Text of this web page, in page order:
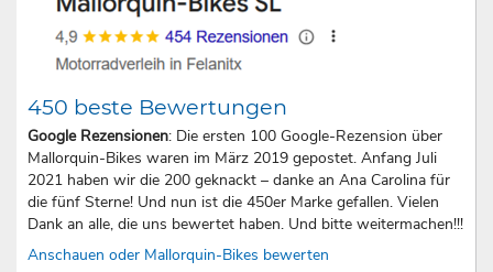
450 beste Bewertungen
Google Rezensionen: Die ersten 100 Google-Rezension über
Mallorquin-Bikes waren im März 2019 gepostet. Anfang Juli
2021 haben wir die 200 geknackt – danke an Ana Carolina für
die fünf Sterne! Und nun ist die 450er Marke gefallen. Vielen
Dank an alle, die uns bewertet haben. Und bitte weitermachen!!!
Anschauen oder Mallorquin-Bikes bewerten